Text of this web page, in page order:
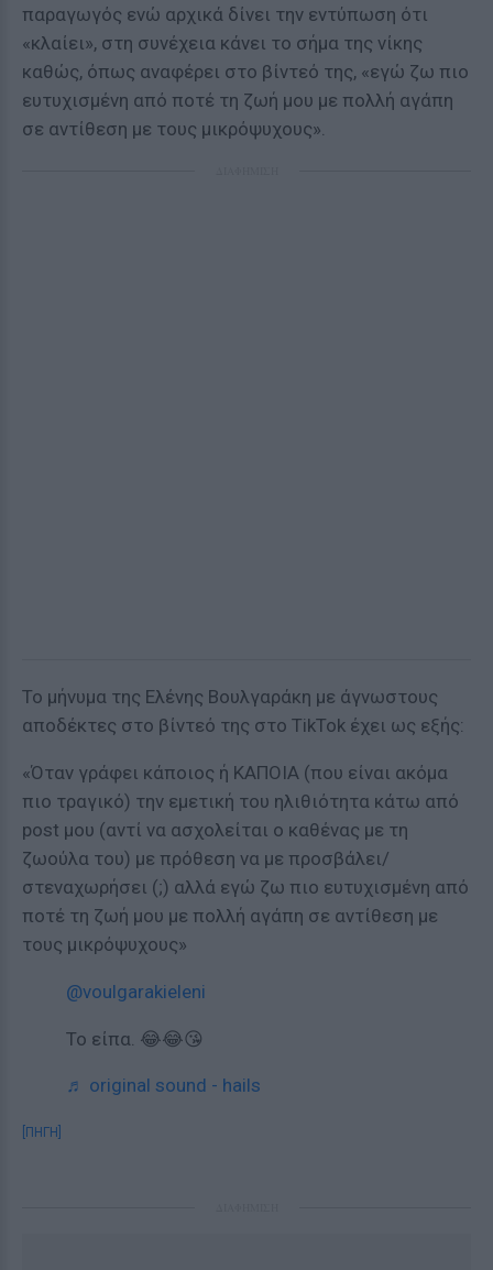
παραγωγός ενώ αρχικά δίνει την εντύπωση ότι
«κλαίει», στη συνέχεια κάνει το σήμα της νίκης
καθώς, όπως αναφέρει στο βίντεό της, «εγώ ζω πιο
ευτυχισμένη από ποτέ τη ζωή μου με πολλή αγάπη
σε αντίθεση με τους μικρόψυχους».
Το μήνυμα της Ελένης Βουλγαράκη με άγνωστους
αποδέκτες στο βίντεό της στο TikTok έχει ως εξής:
«Όταν γράφει κάποιος ή ΚΑΠΟΙΑ (που είναι ακόμα
πιο τραγικό) την εμετική του ηλιθιότητα κάτω από
post μου (αντί να ασχολείται ο καθένας με τη
ζωούλα του) με πρόθεση να με προσβάλει/
στεναχωρήσει (;) αλλά εγώ ζω πιο ευτυχισμένη από
ποτέ τη ζωή μου με πολλή αγάπη σε αντίθεση με
τους μικρόψυχους»
@voulgarakieleni
Το είπα. 😂😂😘
♬ original sound - hails
[ΠΗΓΗ]